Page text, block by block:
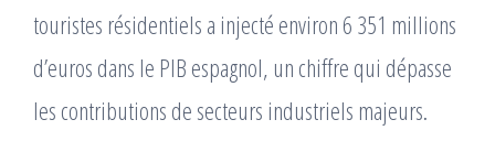
touristes résidentiels a injecté environ 6 351 millions
d’euros dans le PIB espagnol, un chiffre qui dépasse
les contributions de secteurs industriels majeurs.